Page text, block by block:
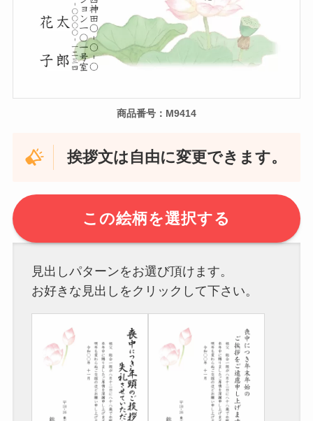
商品番号：M9414
挨拶文は自由に変更できます。
この絵柄を選択する
見出しパターンをお選び頂けます。
お好きな見出しをクリックして下さい。